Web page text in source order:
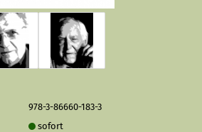
978-3-86660-183-3
sofort